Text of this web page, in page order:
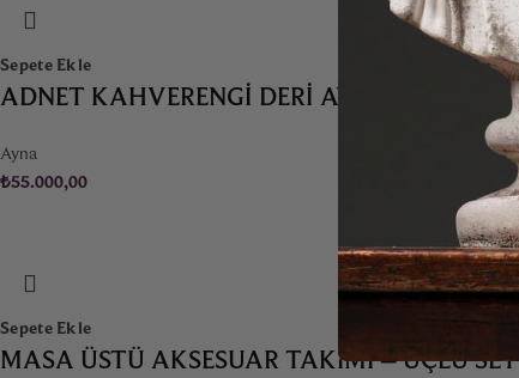
Sepete Ekle
ADNET KAHVERENGI DERI AYNA
Ayna
₺55.000,00
Sepete Ekle
MASA ÜSTÜ AKSESUAR TAKIMI – ÜÇLÜ SET